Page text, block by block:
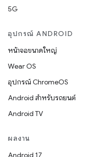
5G
อุปกรณ์ ANDROID
หน้าจอขนาดใหญ่
Wear OS
อุปกรณ์ ChromeOS
Android สำหรับรถยนต์
Android TV
ผลงาน
Android 17